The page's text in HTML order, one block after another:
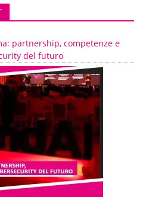
partnership, competenze e
del futuro